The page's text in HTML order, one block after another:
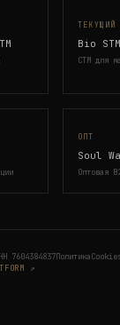
ТЕКУЩИЙ
Bio STM
СТМ для
ОПТ
Soul
Оптовая
7604384837Политика
↗